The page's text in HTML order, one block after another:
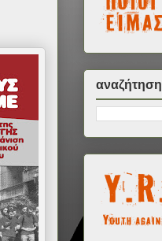
αναζήτηση